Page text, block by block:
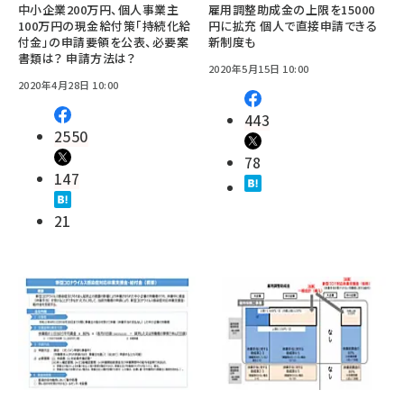
中小企業200万円、個人事業主
100万円の現金給付策「持続化給
付金」の申請要領を公表、必要案
書類は？ 申請方法は？
2020年4月28日 10:00
2550
147
21
雇用調整助成金の上限を15000
円に拡充 個人で直接申請できる
新制度も
2020年5月15日 10:00
443
78